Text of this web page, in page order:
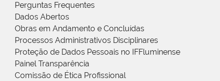
Perguntas Frequentes
Dados Abertos
Obras em Andamento e Concluídas
Processos Administrativos Disciplinares
Proteção de Dados Pessoais no IFFluminense
Painel Transparência
Comissão de Ética Profissional